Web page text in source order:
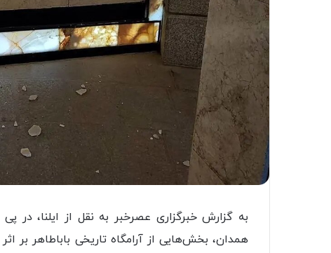
به گزارش خبرگزاری عصرخبر به نقل از ایلنا، در
همدان، بخش‌هایی از آرامگاه تاریخی باباطاهر